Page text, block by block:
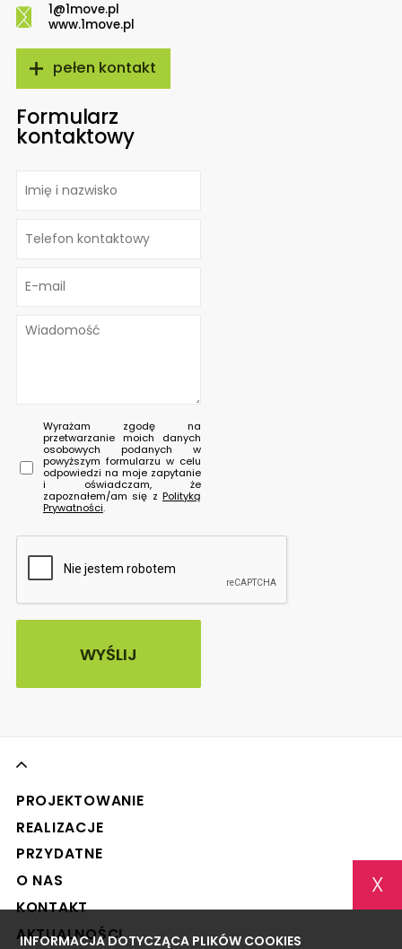
1@1move.pl
www.1move.pl
pełen kontakt
Formularz
kontaktowy
Wyrażam zgodę na
przetwarzanie moich danych
osobowych podanych w
powyższym formularzu w celu
odpowiedzi na moje zapytanie
i oświadczam, że
zapoznałem/am się z Polityką
Prywatności.
PROJEKTOWANIE
REALIZACJE
PRZYDATNE
O NAS
KONTAKT
AKTUALNOŚCI
X
INFORMACJA DOTYCZĄCA PLIKÓW COOKIES